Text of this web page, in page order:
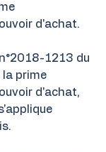
d'achat.
1213 du
la prime
d'achat,